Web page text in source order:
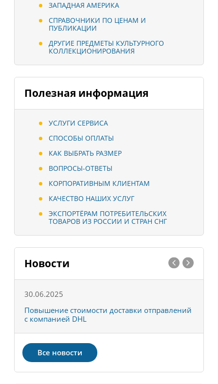
ЗАПАДНАЯ АМЕРИКА
СПРАВОЧНИКИ ПО ЦЕНАМ И
ПУБЛИКАЦИИ
ДРУГИЕ ПРЕДМЕТЫ КУЛЬТУРНОГО
КОЛЛЕКЦИОНИРОВАНИЯ
Полезная информация
УСЛУГИ СЕРВИСА
СПОСОБЫ ОПЛАТЫ
КАК ВЫБРАТЬ РАЗМЕР
ВОПРОСЫ-ОТВЕТЫ
КОРПОРАТИВНЫМ КЛИЕНТАМ
КАЧЕСТВО НАШИХ УСЛУГ
ЭКСПОРТЁРАМ ПОТРЕБИТЕЛЬСКИХ
ТОВАРОВ ИЗ РОССИИ И СТРАН СНГ
Новости
30.06.2025
Повышение стоимости доставки отправлений
с компанией DHL
Все новости